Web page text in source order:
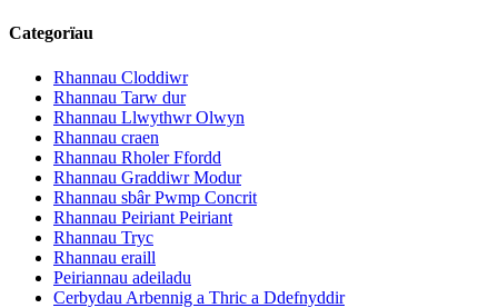
Categorïau
Rhannau Cloddiwr
Rhannau Tarw dur
Rhannau Llwythwr Olwyn
Rhannau craen
Rhannau Rholer Ffordd
Rhannau Graddiwr Modur
Rhannau sbâr Pwmp Concrit
Rhannau Peiriant Peiriant
Rhannau Tryc
Rhannau eraill
Peiriannau adeiladu
Cerbydau Arbennig a Thric a Ddefnyddir